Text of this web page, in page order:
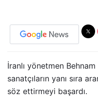
İranlı yönetmen
sanatçıların yanı sıra
söz ettirmeyi başardı.